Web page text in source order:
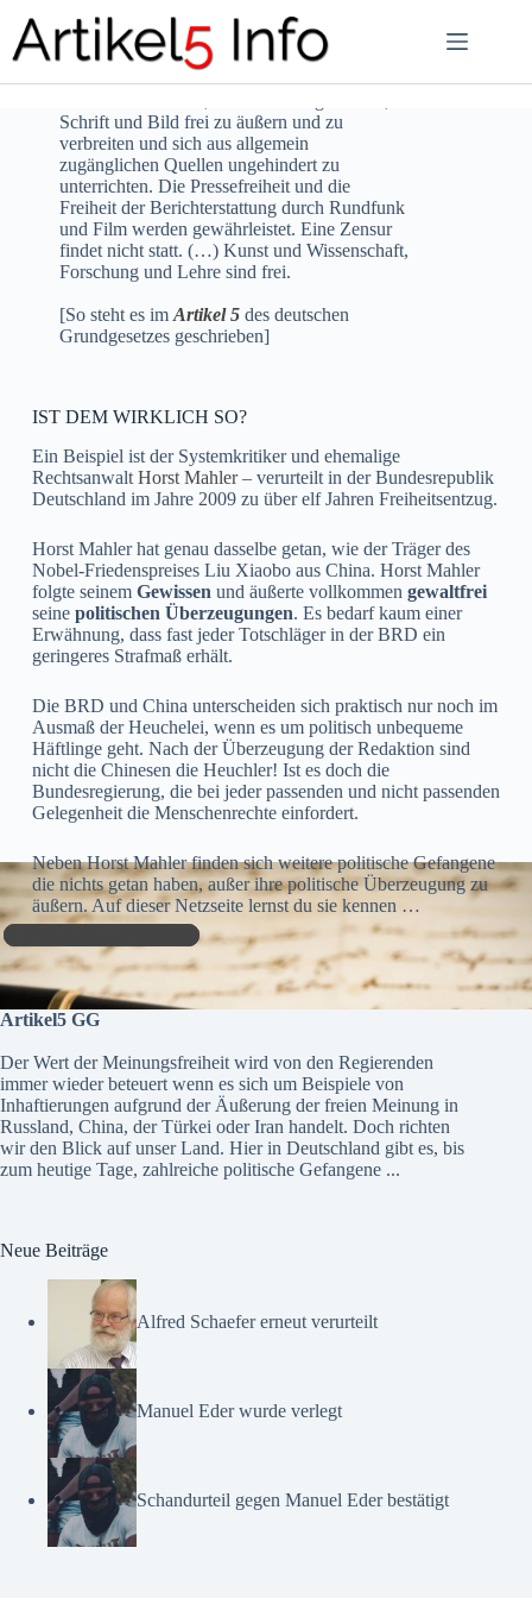
Inhalt
springen
Schrift und Bild frei zu äußern und zu
verbreiten und sich aus allgemein
zugänglichen Quellen ungehindert zu
unterrichten. Die Pressefreiheit und die
Freiheit der Berichterstattung durch Rundfunk
und Film werden gewährleistet. Eine Zensur
findet nicht statt. (…) Kunst und Wissenschaft,
Forschung und Lehre sind frei.
[So steht es im Artikel 5 des deutschen
Grundgesetzes geschrieben]
IST DEM WIRKLICH SO?
Ein Beispiel ist der Systemkritiker und ehemalige
Rechtsanwalt Horst Mahler– verurteilt in der Bundesrepublik
Deutschland im Jahre 2009 zu über elf Jahren Freiheitsentzug.
Horst Mahler hat genau dasselbe getan, wie der Träger des
Nobel-Friedenspreises Liu Xiaobo aus China. Horst Mahler
folgte seinem Gewissen und äußerte vollkommen gewaltfrei
seine politischen Überzeugungen. Es bedarf kaum einer
Erwähnung, dass fast jeder Totschläger in der BRD ein
geringeres Strafmaß erhält.
Die BRD und China unterscheiden sich praktisch nur noch im
Ausmaß der Heuchelei, wenn es um politisch unbequeme
Häftlinge geht. Nach der Überzeugung der Redaktion sind
nicht die Chinesen die Heuchler! Ist es doch die
Bundesregierung, die bei jeder passenden und nicht passenden
Gelegenheit die Menschenrechte einfordert.
Neben Horst Mahler finden sich weitere politische Gefangene
die nichts getan haben, außer ihre politische Überzeugung zu
äußern. Auf dieser Netzseite lernst du sie kennen …
Schreibe den Gefangenen
Artikel5 GG
Der Wert der Meinungsfreiheit wird von den Regierenden
immer wieder beteuert wenn es sich um Beispiele von
Inhaftierungen aufgrund der Äußerung der freien Meinung in
Russland, China, der Türkei oder Iran handelt. Doch richten
wir den Blick auf unser Land. Hier in Deutschland gibt es, bis
zum heutige Tage, zahlreiche politische Gefangene ...
Neue Beiträge
Alfred Schaefer erneut verurteilt
Manuel Eder wurde verlegt
Schandurteil gegen Manuel Eder bestätigt